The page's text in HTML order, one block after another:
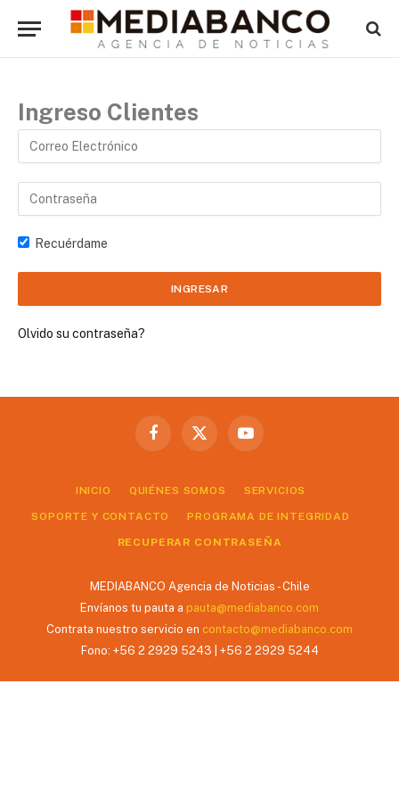
Ingreso Clientes
Recuérdame
Olvido su contraseña?
Facebook
X
YouTube
INICIO QUIÉNES SOMOS SERVICIOS
SOPORTE Y CONTACTO PROGRAMA DE INTEGRIDAD
RECUPERAR CONTRASEÑA
MEDIABANCO Agencia de Noticias - Chile
Envíanos tu pauta a pauta@mediabanco.com
Contrata nuestro servicio en contacto@mediabanco.com
Fono: +56 2 2929 5243 | +56 2 2929 5244